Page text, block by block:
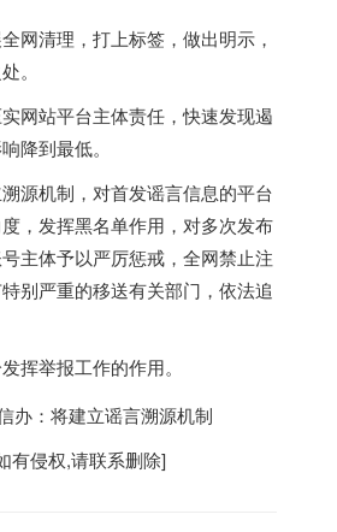
网清理，打上标签，做出明示，
。
网站平台主体责任，快速发现遏
降到最低。
源机制，对首发谣言信息的平台
，发挥黑名单作用，对多次发布
主体予以严厉惩戒，全网禁止注
别严重的移送有关部门，依法追
挥举报工作的作用。
有侵权,请联系删除]